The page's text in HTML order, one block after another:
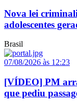
Nova lei
adolescentes
Brasil
07/08/2026 às 12:23
[VÍDEO] PM
que pediu